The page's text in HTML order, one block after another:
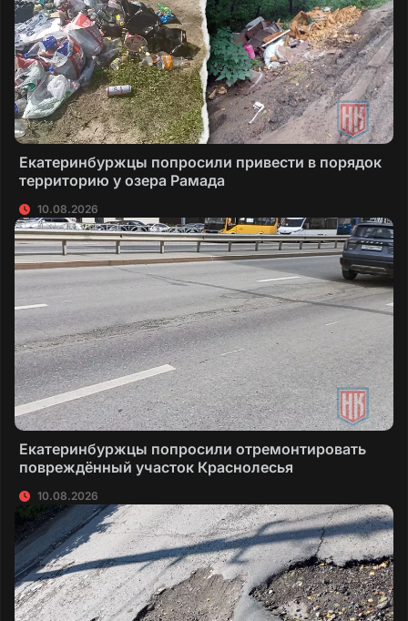
Екатеринбуржцы попросили привести в порядок
территорию у озера Рамада
10.08.2026
Екатеринбуржцы попросили отремонтировать
повреждённый участок Краснолесья
10.08.2026